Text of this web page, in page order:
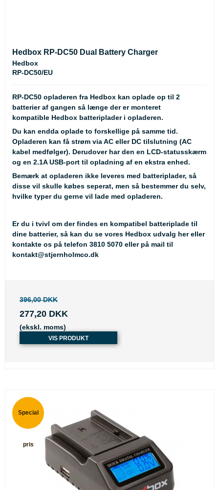
Hedbox RP-DC50 Dual Battery Charger
Hedbox
RP-DC50/EU
RP-DC50 opladeren fra Hedbox kan oplade op til 2
batterier af gangen så længe der er monteret
kompatible Hedbox batteriplader i opladeren.
Du kan endda oplade to forskellige på samme tid.
Opladeren kan få strøm via AC eller DC tilslutning (AC
kabel medfølger). Derudover har den en LCD-statusskærm
og en 2.1A USB-port til opladning af en ekstra enhed.
Bemærk at opladeren ikke leveres med batteriplader, så
disse vil skulle købes seperat, men så bestemmer du selv,
hvilke typer du gerne vil lade med opladeren.
Er du i tvivl om der findes en kompatibel batteriplade til
dine batterier, så kan du se vores Hedbox udvalg hereller
kontakte os på telefon 3810 5070 eller på mail til
kontakt@stjernholmco.dk
396,00 DKK
277,20 DKK
(ekskl. moms)
VIS PRODUKT
Special
pris